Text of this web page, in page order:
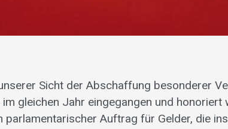
Sicht der Abschaffung besonderer
gleichen Jahr eingegangen und honoriert
parlamentarischer Auftrag für Gelder, die